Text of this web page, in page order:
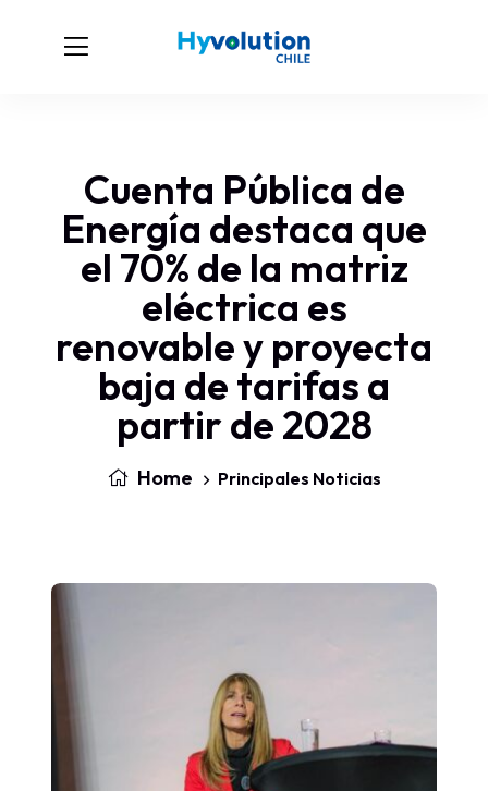
Cuenta Pública de
Energía destaca que
el 70% de la matriz
eléctrica es
renovable y proyecta
baja de tarifas a
partir de 2028
Home Principales Noticias